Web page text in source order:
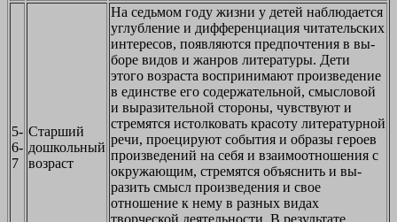
5-
6-
7
Старший
дошкольный
возраст
На седьмом году жизни у детей наблюдается
углубление и диффе­ренциация читательских
интересов, появляются предпочтения в вы­
боре видов и жанров литературы. Дети
этого возраста воспринимают произведение
в единстве его содержательной, смысловой
и вырази­тельной стороны, чувствуют и
стремятся истолковать красоту литера­турной
речи, проецируют события и образы героев
произведений на себя и взаимоотношения с
окружающим, стремятся объяснить и вы­
разить смысл произведения и свое
отношение к нему в разных видах
творческой деятельности. В результате